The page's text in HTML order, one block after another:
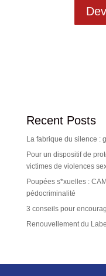
Recent Posts
La fabrique du silence :
Pour un dispositif de
victimes de violences
Poupées s*xuelles :
pédocriminalité
3 conseils pour
Renouvellement du